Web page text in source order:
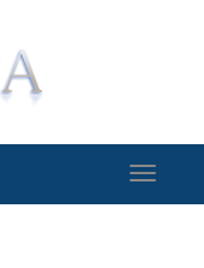
Toggle